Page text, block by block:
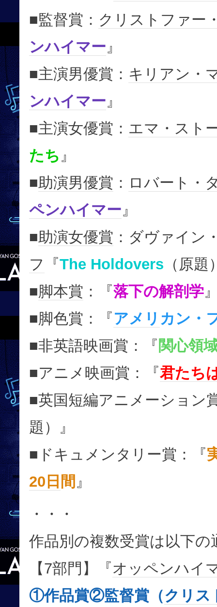
■監督賞： クリストファー
ンハイマー』
■主演男優賞： キリアン・
ンハイマー』
■主演女優賞： エマ・スト
たち』
■助演男優賞 ： ロバート・
ペンハイマー』
■助演女優賞 ：ダヴァイン
フ
『The Holdovers （原題
■脚本賞 ：『落下の解剖学
■脚色賞：『アメリ カン・
■非英語映画賞：『 関心領
■アニメ映画賞：『君たち
■英国短編アニメーション
題）』
■ドキュメンタリー賞：『
20日 間 』
・・・
作品別の複数受賞は以下の
【7部門】『オッペンハイ
①作品賞②監督賞（クリス